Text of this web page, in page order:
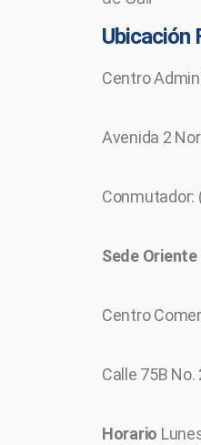
Ubicación
Centro
Avenida 2
Conmutador:
Sede Oriente
Centro
Calle 75B
Horario